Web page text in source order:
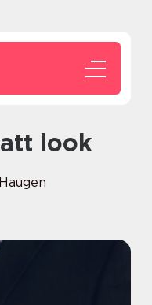
look